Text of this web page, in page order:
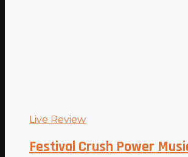
Live Review
Festival Crush Power